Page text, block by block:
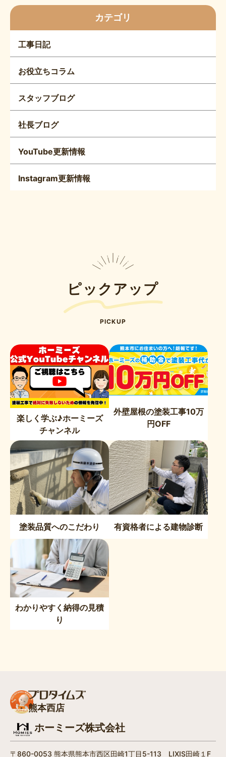
カテゴリ
工事日記
お役立ちコラム
スタッフブログ
社長ブログ
YouTube更新情報
Instagram更新情報
ピックアップ
PICKUP
楽しく学ぶ♪ホーミーズ
チャンネル
外壁屋根の塗装工事10万
円OFF
塗装品質へのこだわり 有資格者による建物診断
わかりやすく納得の見積
り
熊本西店
ホーミーズ株式会社
〒860-0053 熊本県熊本市西区田崎1丁目5-113 LIXIS田崎１F